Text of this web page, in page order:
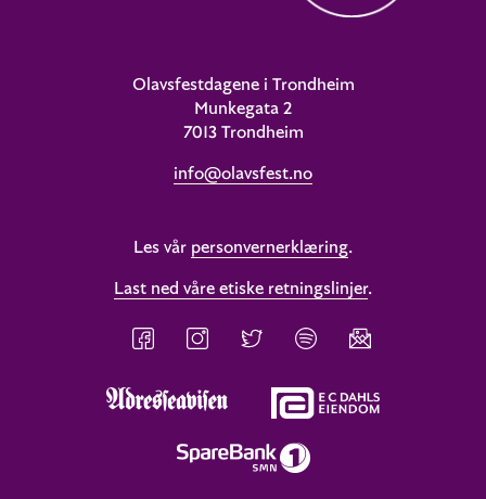
Olavsfestdagene i Trondheim
Munkegata 2
7013 Trondheim
info@olavsfest.no
Les vår personvernerklæring.
Last ned våre etiske retningslinjer.